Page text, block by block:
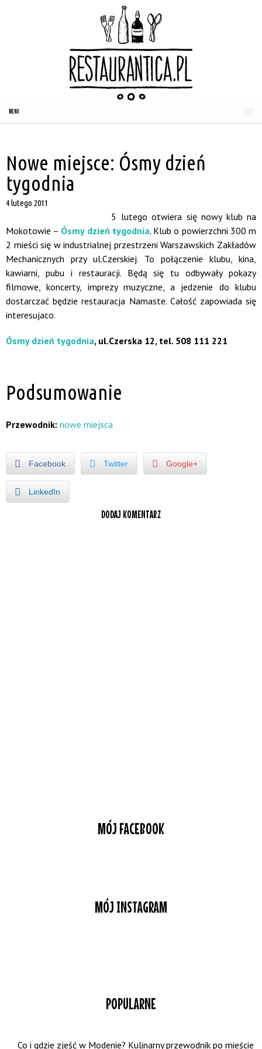
MENU
Nowe miejsce: Ósmy dzień
tygodnia
4 lutego 2011
5 lutego otwiera się nowy klub na
Mokotowie – Ósmy dzień tygodnia. Klub o powierzchni 300 m
2 mieści się w industrialnej przestrzeni Warszawskich Zakładów
Mechanicznych przy ul.Czerskiej. To połączenie klubu, kina,
kawiarni, pubu i restauracji. Będą się tu odbywały pokazy
filmowe, koncerty, imprezy muzyczne, a jedzenie do klubu
dostarczać będzie restauracja Namaste. Całość zapowiada się
interesujaco.
Ósmy dzień tygodnia, ul.Czerska 12, tel. 508 111 221
Podsumowanie
Przewodnik: nowe miejsca
Facebook Twitter Google+
LinkedIn
DODAJ KOMENTARZ
MÓJ FACEBOOK
MÓJ INSTAGRAM
POPULARNE
Co i gdzie zjeść w Modenie? Kulinarny przewodnik po mieście